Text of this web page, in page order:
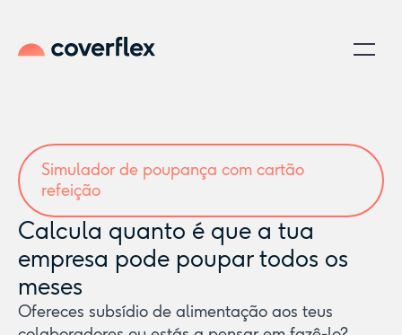
Simulador de poupança com cartão
refeição
Calcula quanto é que a tua
empresa pode poupar todos os
meses
Ofereces subsídio de alimentação aos teus